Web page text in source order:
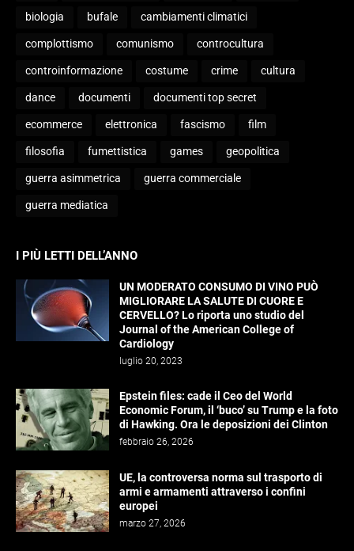
biologia bufale cambiamenti climatici
complottismo comunismo controcultura
controinformazione costume crime cultura
dance documenti documenti top secret
ecommerce elettronica fascismo film
filosofia fumettistica games geopolitica
guerra asimmetrica guerra commerciale
guerra mediatica
I PIÙ LETTI DELL’ANNO
UN MODERATO CONSUMO DI VINO PUÒ
MIGLIORARE LA SALUTE DI CUORE E
CERVELLO? Lo riporta uno studio del
Journal of the American College of
Cardiology
luglio 20, 2023
Epstein files: cade il Ceo del World
Economic Forum, il ‘buco’ su Trump e la foto
di Hawking. Ora le deposizioni dei Clinton
febbraio 26, 2026
UE, la controversa norma sul trasporto di
armi e armamenti attraverso i confini
europei
marzo 27, 2026